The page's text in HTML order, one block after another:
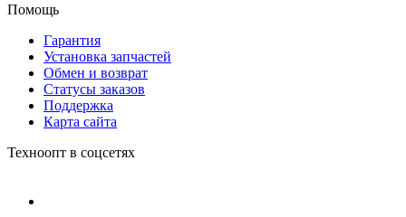
Помощь
Гарантия
Установка запчастей
Обмен и возврат
Статусы заказов
Поддержка
Карта сайта
Техноопт в соцсетях